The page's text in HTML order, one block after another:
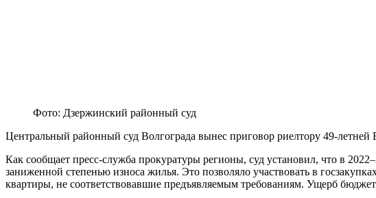
Фото: Дзержинский районный суд
Центральный районный суд Волгограда вынес приговор риелтору 49-
Как сообщает пресс-служба прокуратуры регионы, суд установил, что в
заниженной степенью износа жилья. Это позволяло участвовать в
квартиры, не соответствовавшие предъявляемым требованиям. Ущерб